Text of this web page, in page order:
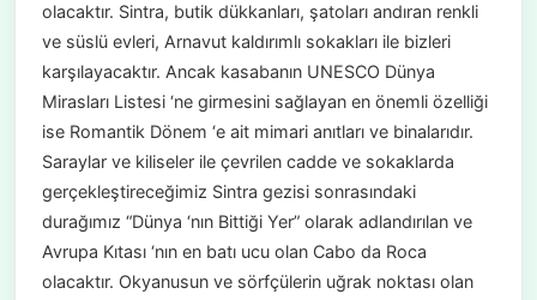
olacaktır. Sintra, butik dükkanları, şatoları andıran renkli
ve süslü evleri, Arnavut kaldırımlı sokakları ile bizleri
karşılayacaktır. Ancak kasabanın UNESCO Dünya
Mirasları Listesi ‘ne girmesini sağlayan en önemli özelliği
ise Romantik Dönem ‘e ait mimari anıtları ve binalarıdır.
Saraylar ve kiliseler ile çevrilen cadde ve sokaklarda
gerçekleştireceğimiz Sintra gezisi sonrasındaki
durağımız “Dünya ‘nın Bittiği Yer” olarak adlandırılan ve
Avrupa Kıtası ‘nın en batı ucu olan Cabo da Roca
olacaktır. Okyanusun ve sörfçülerin uğrak noktası olan